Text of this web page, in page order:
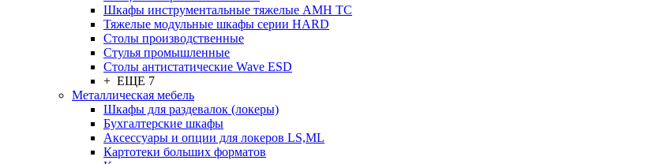
Шкафы инструментальные тяжелые AMH TC
Тяжелые модульные шкафы серии HARD
Столы производственные
Стулья промышленные
Столы антистатические Wave ESD
+ ЕЩЕ 7
Металлическая мебель
Шкафы для раздевалок (локеры)
Бухгалтерские шкафы
Аксессуары и опции для локеров LS,ML
Картотеки больших форматов